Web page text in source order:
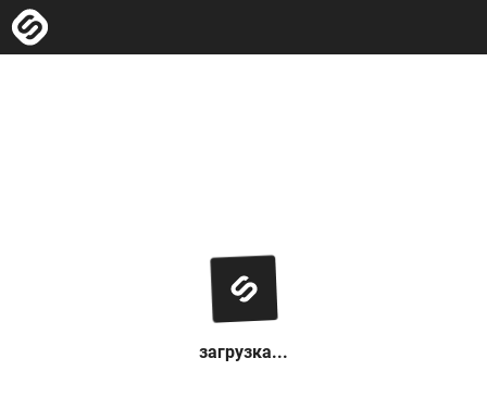
загрузка...